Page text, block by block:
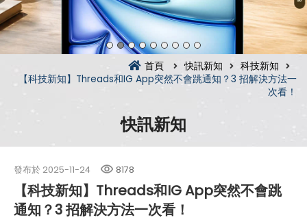
首頁 快訊新知
科技新知
【科技新知】Threads和IG App突然不會跳通知？3 招解決方法一
次看！
快訊新知
發布於 2025-11-24 8178
【科技新知】Threads和IG App突然不會跳
通知？3 招解決方法一次看！